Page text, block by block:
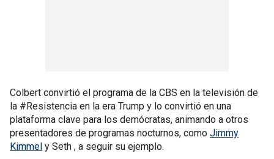
Colbert convirtió el programa de la CBS en la televisión de
la #Resistencia en la era Trump y lo convirtió en una
plataforma clave para los demócratas, animando a otros
presentadores de programas nocturnos, como Jimmy
Kimmel y Seth , a seguir su ejemplo.